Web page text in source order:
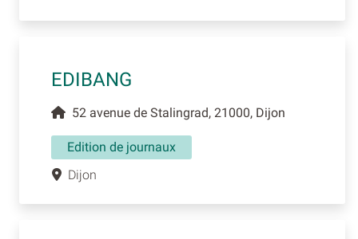
EDIBANG
52 avenue de Stalingrad, 21000, Dijon
Edition de journaux
Dijon